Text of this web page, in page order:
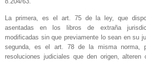
La primera, es el art. 75 de la ley, que
asentadas en los libros de extraña
modificadas sin que previamente lo sean en su
segunda, es el art. 78 de la misma norma,
resoluciones judiciales que den origen, alteren